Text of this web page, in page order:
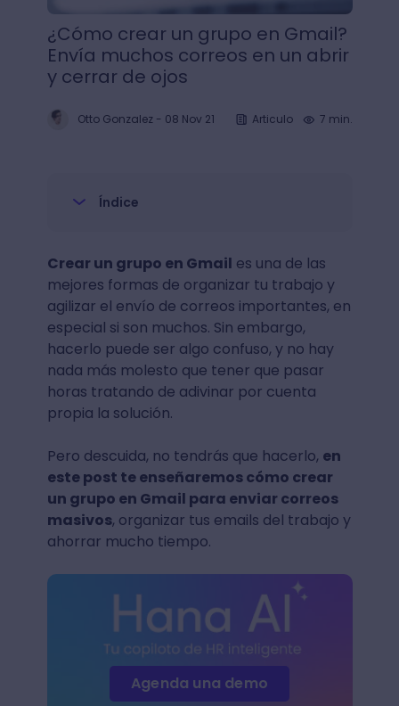
¿Cómo crear un grupo en Gmail?
Envía muchos correos en un abrir
y cerrar de ojos
Otto Gonzalez- 08 Nov 21 Articulo 7 min.
Índice
Crear un grupo en Gmail es una de las
mejores formas de organizar tu trabajo y
agilizar el envío de correos importantes, en
especial si son muchos. Sin embargo,
hacerlo puede ser algo confuso, y no hay
nada más molesto que tener que pasar
horas tratando de adivinar por cuenta
propia la solución.
Pero descuida, no tendrás que hacerlo, en
este post te enseñaremos cómo crear
un grupo en Gmail para enviar correos
masivos, organizar tus emails del trabajo y
ahorrar mucho tiempo.
Agenda una demo